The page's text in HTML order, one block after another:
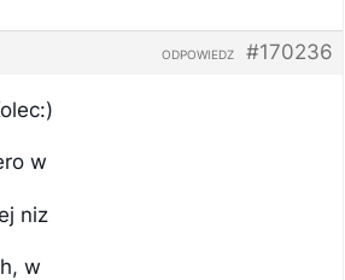
#170236
ODPOWIEDZ
w
niz
w